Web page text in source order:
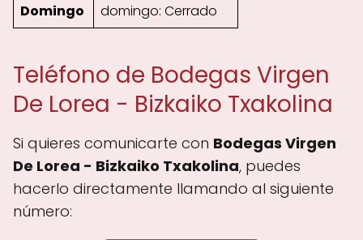
Domingo
domingo: Cerrado
Teléfono de Bodegas Virgen
De Lorea - Bizkaiko Txakolina
Si quieres comunicarte con Bodegas Virgen
De Lorea - Bizkaiko Txakolina, puedes
hacerlo directamente llamando al siguiente
número: